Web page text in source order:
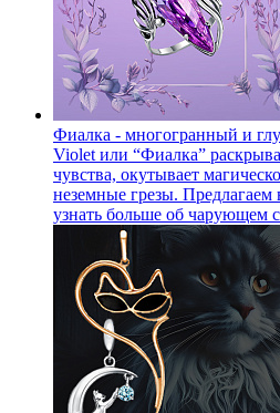
Фиалка - многогранный и
Violet или “Фиалка”
чувства, окутывает
неземные грезы. Предлагаем
узнать больше об чарующем